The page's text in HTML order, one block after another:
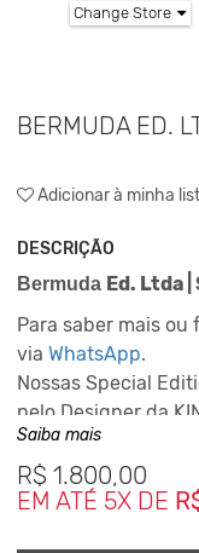
Change Store
BERMUDA ED.
Adicionar à minha
DESCRIÇÃO
Bermuda Ed. Ltda
Para saber mais
via WhatsApp.
Nossas Special
pelo Designer da
podem levar até 10
dependendo da
Criação.
Saiba mais
R$ 1.800,00
EM ATÉ 5X DE